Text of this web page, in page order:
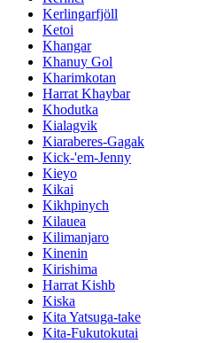
Kerlingarfjöll
Ketoi
Khangar
Khanuy Gol
Kharimkotan
Harrat Khaybar
Khodutka
Kialagvik
Kiaraberes-Gagak
Kick-'em-Jenny
Kieyo
Kikai
Kikhpinych
Kilauea
Kilimanjaro
Kinenin
Kirishima
Harrat Kishb
Kiska
Kita Yatsuga-take
Kita-Fukutokutai